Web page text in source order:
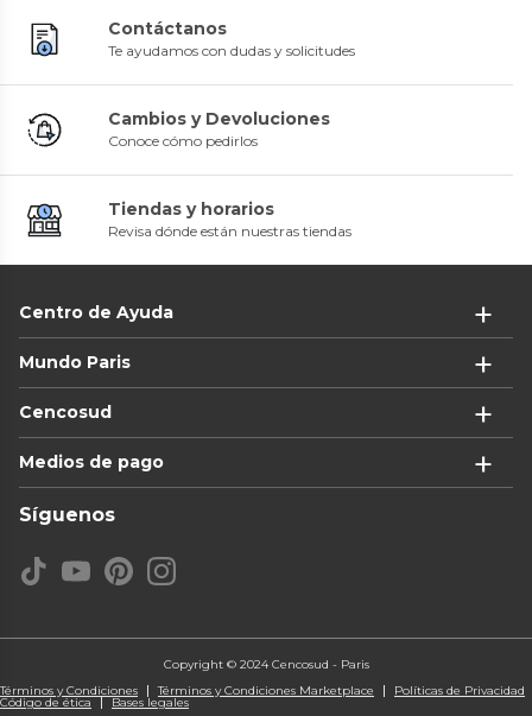
Contáctanos
Te ayudamos con dudas y solicitudes
Cambios y Devoluciones
Conoce cómo pedirlos
Tiendas y horarios
Revisa dónde están nuestras tiendas
Centro de Ayuda
Mundo Paris
Cencosud
Medios de pago
Síguenos
Copyright © 2024 Cencosud - Paris
Términos y Condiciones
Términos y Condiciones Marketplace Políticas de Privacidad
Código de ética Bases legales